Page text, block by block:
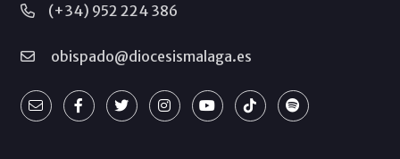
(+34) 952 224 386
obispado@diocesismalaga.es